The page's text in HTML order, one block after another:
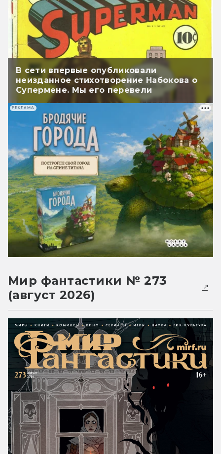
В сети впервые опубликовали
неизданное стихотворение Набокова о
Супермене. Мы его перевели
РЕКЛАМА
Мир фантастики № 273
(август 2026)